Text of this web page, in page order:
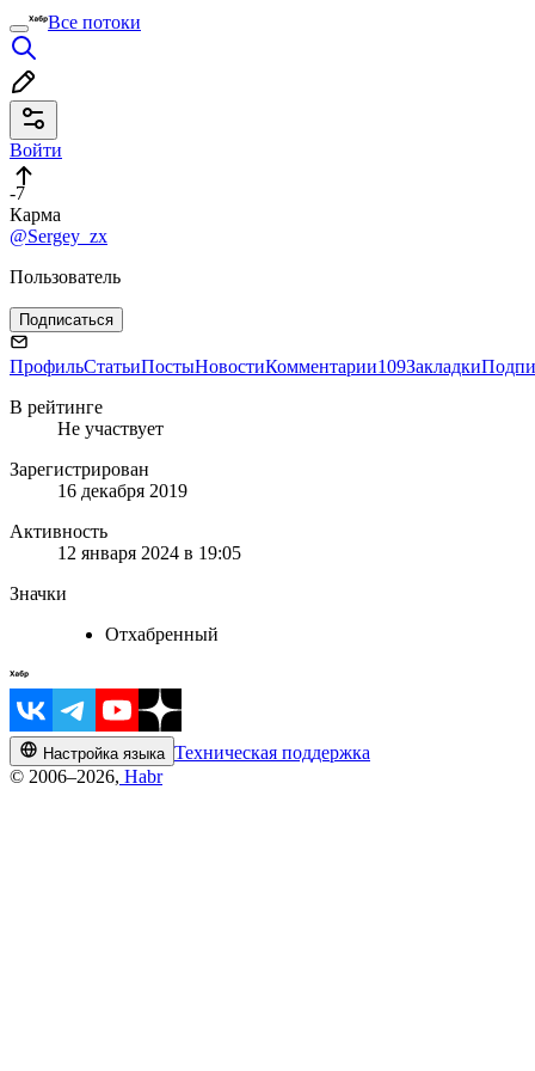
Все потоки
Войти
-7
Карма
@Sergey_zx
Пользователь
Подписаться
ПрофильСтатьиПостыНовостиКомментарии109Закладки
В рейтинге
Не участвует
Зарегистрирован
16 декабря 2019
Активность
12 января 2024 в 19:05
Значки
Отхабренный
Настройка языка Техническая поддержка
© 2006–2026, Habr